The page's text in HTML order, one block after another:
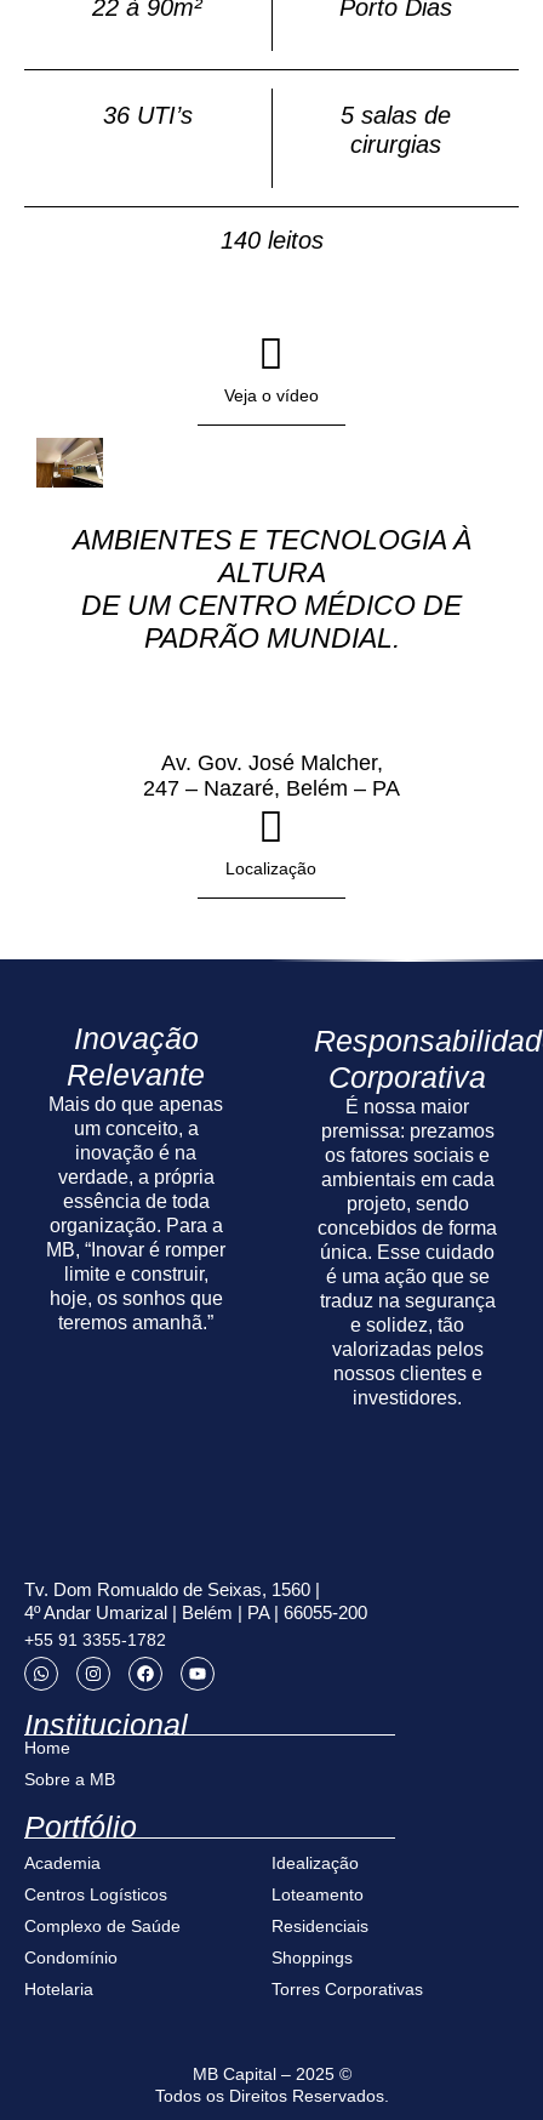
22 à 90m²
Porto Dias
36 UTI’s
5 salas de
cirurgias
140 leitos
Veja o vídeo
AMBIENTES E TECNOLOGIA À
ALTURA
DE UM CENTRO MÉDICO DE
PADRÃO MUNDIAL.
Av. Gov. José Malcher,
247 – Nazaré, Belém – PA
Localização
Inovação
Relevante
Mais do que apenas
um conceito, a
inovação é na
verdade, a própria
essência de toda
organização. Para a
MB, “Inovar é romper
limite e construir,
hoje, os sonhos que
teremos amanhã.”
Corporativa
É nossa maior
premissa: prezamos
os fatores sociais e
ambientais em cada
projeto, sendo
concebidos de forma
única. Esse cuidado
é uma ação que se
traduz na segurança
e solidez, tão
valorizadas pelos
nossos clientes e
investidores.
Tv. Dom Romualdo de Seixas, 1560 |
4º Andar Umarizal | Belém | PA | 66055-200
+55 91 3355-1782
Institucional
Home
Sobre a MB
Portfólio
Academia
Centros Logísticos
Complexo de Saúde
Condomínio
Hotelaria
Idealização
Loteamento
Residenciais
Shoppings
Torres Corporativas
MB Capital – 2025 ©
Todos os Direitos Reservados.